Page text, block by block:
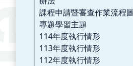
課程申請暨審查作業流程
專題學習主題
114年度執行情形
113年度執行情形
112年度執行情形